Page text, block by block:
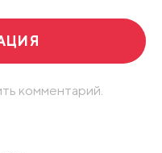
комментарий.